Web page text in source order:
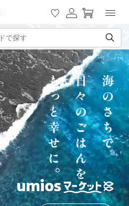
ー
グ
イ
ン